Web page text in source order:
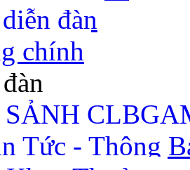
đàn
chính
Tức - Thông